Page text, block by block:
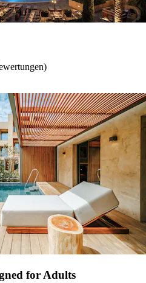
for Adults